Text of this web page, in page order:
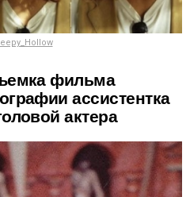
фильма
ассистентка
актера